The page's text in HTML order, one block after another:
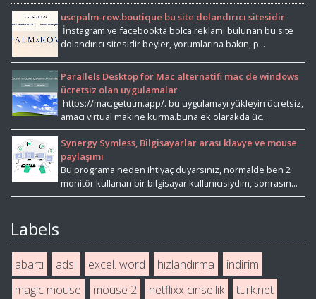
usepalm-row.boutique bu site dolandırıcı sitesidir
İnstagram ve facebookta bolca reklamı bulunan bu site
dolandırıcı sitesidir beyler, yorumlarına bakın, p...
Parallels Desktop for Mac alternatifi mac de windows
ücretsiz olan uygulamalar
https://mac.getutm.app/. bu uygulamayı yükleyin ücretsiz,
amacı virtual makine kurma.buna ek olarakda üc...
Synergy Symless, Bilgisayarlar arası klavye ve mouse
paylaşımı
Bu programa neden ihtiyaç duyarsınız, normalde ben 2
monitör kullanan bir bilgisayar kullanıcısıydım, sonrasın...
Labels
abartı adsl excel. word hızlandırma
indirim
magic mouse
mouse 2 netflixx cinsellik
turk.net